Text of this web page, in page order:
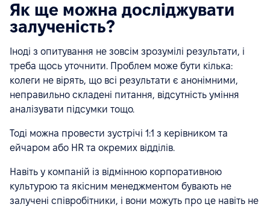
Як ще можна досліджувати
залученість?
Іноді з опитування не зовсім зрозумілі результати, і
треба щось уточнити. Проблем може бути кілька:
колеги не вірять, що всі результати є анонімними,
неправильно складені питання, відсутність уміння
аналізувати підсумки тощо.
Тоді можна провести зустрічі 1:1 з керівником та
ейчаром або HR та окремих відділів.
Навіть у компаній із відмінною корпоративною
культурою та якісним менеджментом бувають не
залучені співробітники, і вони можуть про це навіть не